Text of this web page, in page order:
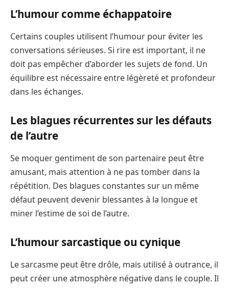
L’humour comme échappatoire
Certains couples utilisent l’humour pour éviter les
conversations sérieuses. Si rire est important, il ne
doit pas empêcher d’aborder les sujets de fond. Un
équilibre est nécessaire entre légèreté et profondeur
dans les échanges.
Les blagues récurrentes sur les défauts
de l’autre
Se moquer gentiment de son partenaire peut être
amusant, mais attention à ne pas tomber dans la
répétition. Des blagues constantes sur un même
défaut peuvent devenir blessantes à la longue et
miner l’estime de soi de l’autre.
L’humour sarcastique ou cynique
Le sarcasme peut être drôle, mais utilisé à outrance, il
peut créer une atmosphère négative dans le couple. Il